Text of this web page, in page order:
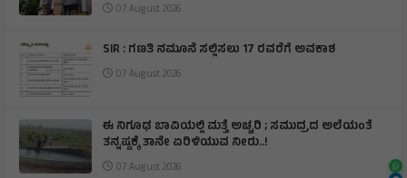
07 August 2026
SIR : ಗಣತಿ ನಮೂನೆ ಸಲ್ಲಿಸಲು 17 ರವರೆಗೆ ಅವಕಾಶ
07 August 2026
ಈ ನಿಗೂಢ ಬಾವಿಯಲ್ಲಿ ಮತ್ತೆ ಅಚ್ಚರಿ ; ಸಮುದ್ರದ ಅಲೆಯಂತೆ
ತನ್ನಷ್ಟಕ್ಕೆ ತಾನೇ ಏರಿಳಿಯುವ ನೀರು..!
07 August 2026